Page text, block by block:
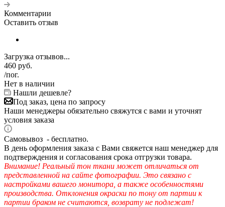
Комментарии
Оставить отзыв
Загрузка отзывов...
460 руб.
/пог.
Нет в наличии
Нашли дешевле?
Под заказ, цена по запросу
Наши менеджеры обязательно свяжутся с вами и уточнят
условия заказа
Самовывоз - бесплатно.
В день оформления заказа с Вами свяжется наш менеджер для
подтверждения и согласования срока отгрузки товара.
Внимание! Реальный тон ткани может отличаться от
представленной на сайте фотографии. Это связано с
настройками вашего монитора, а также особенностями
производства. Отклонения окраски по тону от партии к
партии браком не считаются, возврату не подлежат!